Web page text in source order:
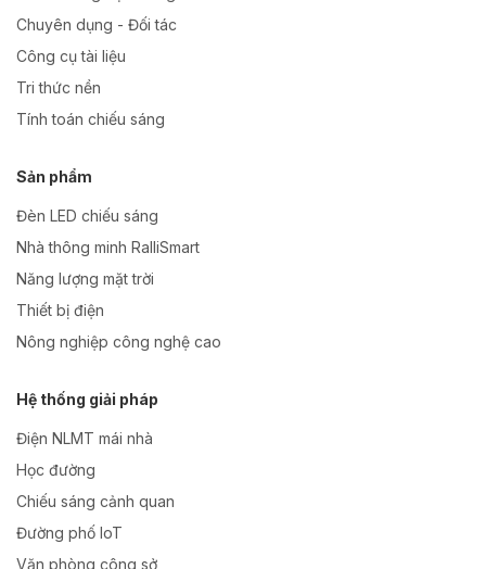
Chuyên dụng - Đối tác
Công cụ tài liệu
Tri thức nền
Tính toán chiếu sáng
Sản phẩm
Đèn LED chiếu sáng
Nhà thông minh RalliSmart
Năng lượng mặt trời
Thiết bị điện
Nông nghiệp công nghệ cao
Hệ thống giải pháp
Điện NLMT mái nhà
Học đường
Chiếu sáng cảnh quan
Đường phố IoT
Văn phòng công sở